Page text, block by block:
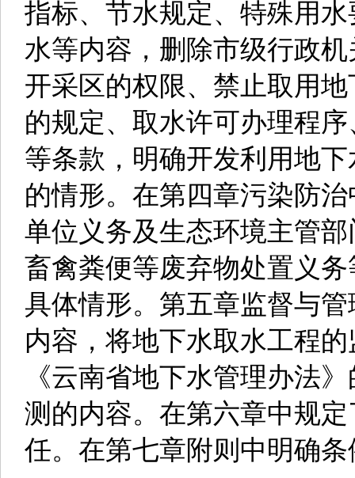
指标、节水规定、特殊用
水等内容，删除市级行政
开采区的权限、禁止取用
的规定、取水许可办理程
等条款，明确开发利用地
的情形。在第四章污染防
单位义务及生态环境主管
畜禽粪便等废弃物处置义
具体情形。第五章监督与
内容，将地下水取水工程
《云南省地下水管理办法
测的内容。在第六章中规
任。在第七章附则中明确